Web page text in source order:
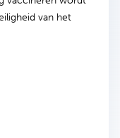
van het
tabblad)